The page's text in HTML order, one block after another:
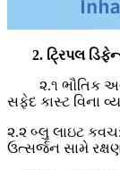
2. ટ્રિપલ
૨.૧ ભૌતિક
સફેદ કાસ્ટ વિના
૨.૨ બ્લુ લાઇટ
ઉત્સર્જન સામે